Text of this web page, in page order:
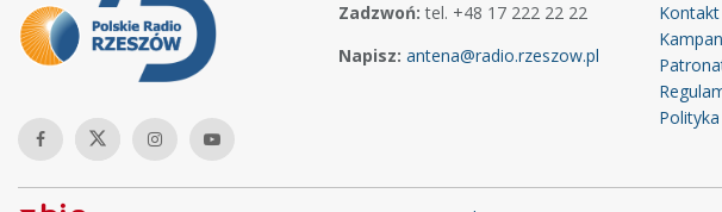
Zadzwoń: tel. +48 17 222 22 22
Napisz: antena@radio.rzeszow.pl
Kontakt